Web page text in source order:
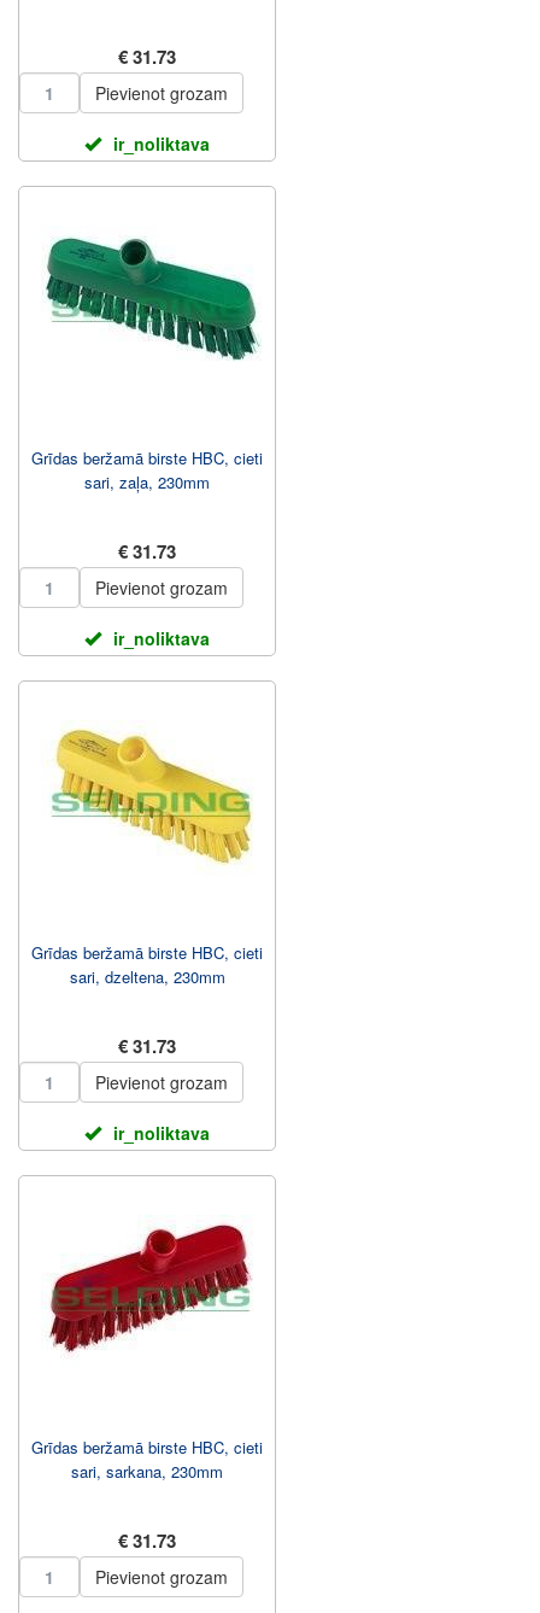
€ 31.73
Pievienot grozam
ir_noliktava
Grīdas beržamā birste HBC, cieti
sari, zaļa, 230mm
€ 31.73
Pievienot grozam
ir_noliktava
Grīdas beržamā birste HBC, cieti
sari, dzeltena, 230mm
€ 31.73
Pievienot grozam
ir_noliktava
Grīdas beržamā birste HBC, cieti
sari, sarkana, 230mm
€ 31.73
Pievienot grozam